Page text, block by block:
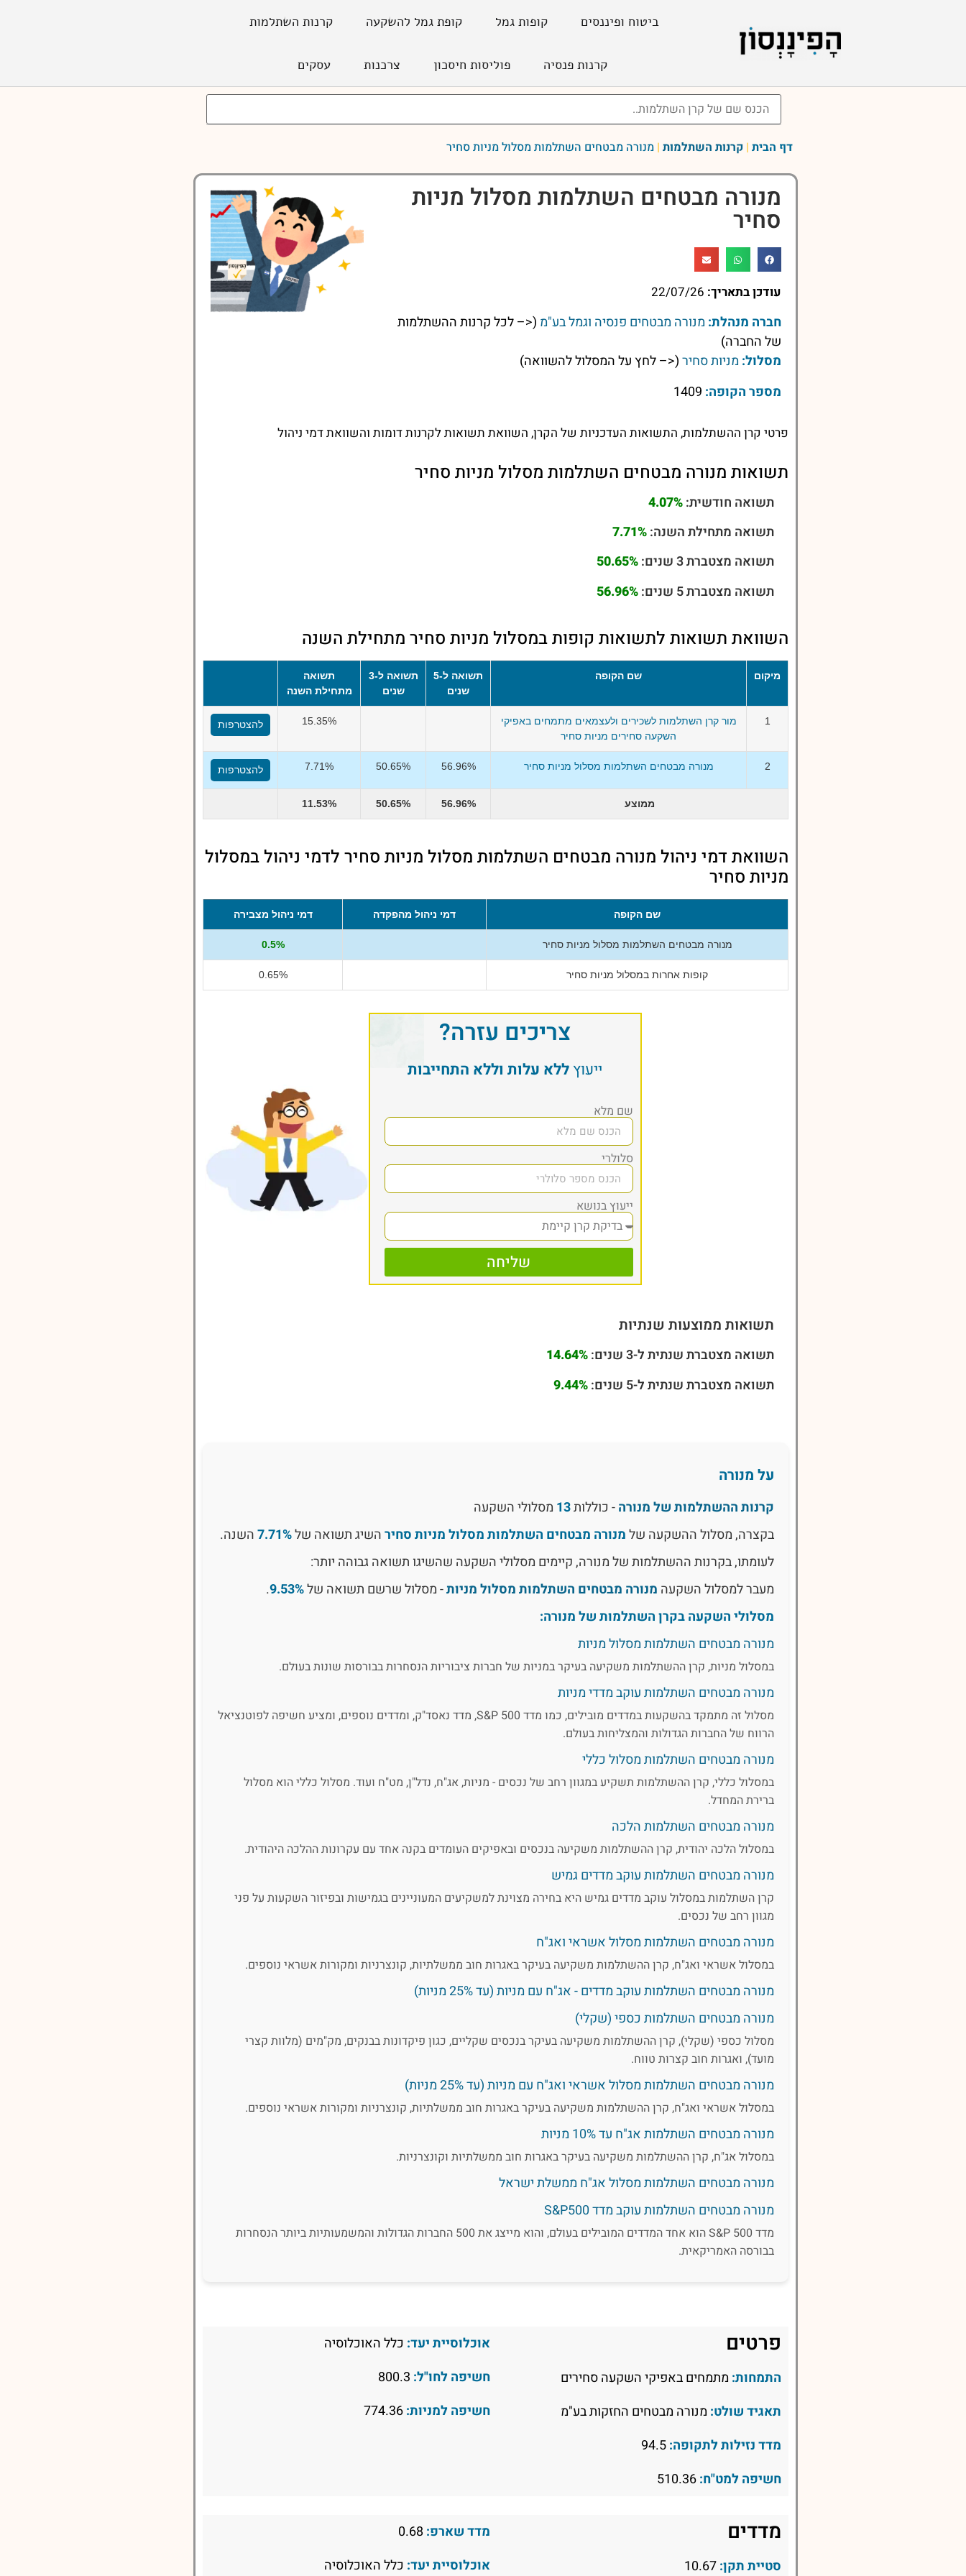
ביטוח ופיננסים קופות גמל קופת גמל להשקעה קרנות השתלמות
קרנות פנסיה פוליסות חיסכון צרכנות עסקים
דף הבית | קרנות השתלמות | מנורה מבטחים השתלמות מסלול מניות סחיר
מנורה מבטחים השתלמות מסלול מניות
סחיר
עודכן בתאריך: 22/07/26
חברה מנהלת: מנורה מבטחים פנסיה וגמל בע"מ (<– לכל קרנות ההשתלמות
של החברה)
מסלול: מניות סחיר(<– לחץ על המסלול להשוואה)
מספר הקופה:
פרטי קרן ההשתלמות, התשואות העדכניות של הקרן, השוואת תשואות לקרנות דומות והשוואת דמי ניהול
תשואות מנורה מבטחים השתלמות מסלול מניות סחיר
תשואה חודשית:4.07%
תשואה מתחילת השנה:7.71%
תשואה מצטברת 3 שנים:
50.65%
תשואה מצטברת 5 שנים:
56.96%
השוואת תשואות לתשואות קופות במסלול מניות סחיר מתחילת השנה
מיקום שם הקופה
תשואה ל-5
שנים
תשואה ל-3
שנים
תשואה
מתחילת השנה
1
מור קרן השתלמות לשכירים ולעצמאים מתמחים באפיקי
השקעה סחירים מניות סחיר
15.35% להצטרפות
2 מנורה מבטחים השתלמות מסלול מניות סחיר 56.96%
50.65%
7.71% להצטרפות
ממוצע 56.96%
50.65%
11.53%
השוואת דמי ניהול מנורה מבטחים השתלמות מסלול מניות סחיר לדמי ניהול במסלול
מניות סחיר
שם הקופה דמי ניהול מהפקדה דמי ניהול מצבירה
מנורה מבטחים השתלמות מסלול מניות סחיר 0.5%
קופות אחרות במסלול מניות סחיר 0.65%
צריכים עזרה?
ייעוץללא עלות וללא התחייבות
שם מלא
סלולרי
ייעוץ בנושא
שליחה
תשואות ממוצעות שנתיות
תשואה מצטברת שנתית ל-3 שנים:
14.64%
תשואה מצטברת שנתית ל-5 שנים:
9.44%
על מנורה
קרנות ההשתלמות של מנורה- כוללות13 מסלולי השקעה
בקצרה, מסלול ההשקעה שלמנורה מבטחים השתלמות מסלול מניות סחירהשיג תשואה של7.71%השנה.
לעומתו, בקרנות ההשתלמות של מנורה, קיימים מסלולי השקעה שהשיגו תשואה גבוהה יותר:
מעבר למסלול השקעה מנורה מבטחים השתלמות מסלול מניות- מסלול שרשם תשואה של9.53%
.
מסלולי השקעה בקרן השתלמות של מנורה:
מנורה מבטחים השתלמות מסלול מניות
במסלול מניות, קרן ההשתלמות משקיעה בעיקר במניות של חברות ציבוריות הנסחרות בבורסות שונות בעולם.
מנורה מבטחים השתלמות עוקב מדדי מניות
מסלול זה מתמקד בהשקעות במדדים מובילים, כמו מדד S&P 500, מדד נאסד"ק, ומדדים נוספים, ומציע חשיפה לפוטנציאל
הרווח של החברות הגדולות והמצליחות בעולם.
מנורה מבטחים השתלמות מסלול כללי
במסלול כללי, קרן ההשתלמות תשקיע במגוון רחב של נכסים - מניות, אג"ח, נדל"ן, מט"ח ועוד. מסלול כללי הוא מסלול
ברירת המחדל.
מנורה מבטחים השתלמות הלכה
במסלול הלכה יהודית, קרן ההשתלמות משקיעה בנכסים ובאפיקים העומדים בקנה אחד עם עקרונות ההלכה היהודית.
מנורה מבטחים השתלמות עוקב מדדים גמיש
קרן השתלמות במסלול עוקב מדדים גמיש היא בחירה מצוינת למשקיעים המעוניינים בגמישות ובפיזור השקעות על פני
מגוון רחב של נכסים.
מנורה מבטחים השתלמות מסלול אשראי ואג"ח
במסלול אשראי ואג"ח, קרן ההשתלמות משקיעה בעיקר באגרות חוב ממשלתיות, קונצרניות ומקורות אשראי נוספים.
מנורה מבטחים השתלמות עוקב מדדים - אג"ח עם מניות (עד 25% מניות)
מנורה מבטחים השתלמות כספי (שקלי)
מסלול כספי (שקלי), קרן ההשתלמות משקיעה בעיקר בנכסים שקליים, כגון פיקדונות בבנקים, מק"מים (מלוות קצרי
מועד), ואגרות חוב קצרות טווח.
מנורה מבטחים השתלמות מסלול אשראי ואג"ח עם מניות (עד 25% מניות)
במסלול אשראי ואג"ח, קרן ההשתלמות משקיעה בעיקר באגרות חוב ממשלתיות, קונצרניות ומקורות אשראי נוספים.
מנורה מבטחים השתלמות אג"ח עד 10% מניות
במסלול אג"ח, קרן ההשתלמות משקיעה בעיקר באגרות חוב ממשלתיות וקונצרניות.
מנורה מבטחים השתלמות מסלול אג"ח ממשלת ישראל
מנורה מבטחים השתלמות עוקב מדד S&P500
מדד S&P 500 הוא אחד המדדים המובילים בעולם, והוא מייצג את 500 החברות הגדולות והמשמעותיות ביותר הנסחרות
בבורסה האמריקאית.
פרטים
התמחות: מתמחים באפיקי השקעה סחירים
תאגיד שולט: מנורה מבטחים החזקות בע"מ
מדד נזילות לתקופה:
חשיפה למט"ח:
אוכלוסיית יעד: כלל האוכלוסיה
חשיפה לחו"ל:
חשיפה למניות:774.36
מדדים
סטיית תקן:
מדד שארפ:
אוכלוסיית יעד: כלל האוכלוסיה